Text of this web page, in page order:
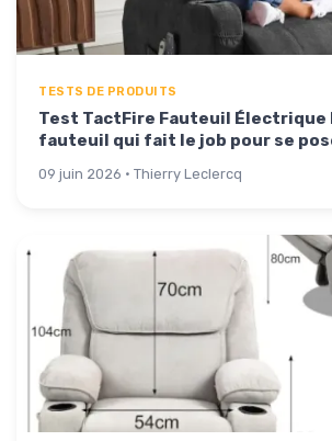
TESTS DE PRODUITS
Test TactFire Fauteuil Électrique
fauteuil qui fait le job pour se
09 juin 2026 · Thierry Leclercq